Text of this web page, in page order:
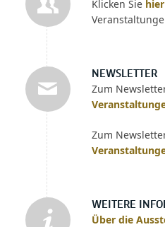
Klicken Sie hier
NEWSLETTER
Zum
Zum
WEITERE
Über die